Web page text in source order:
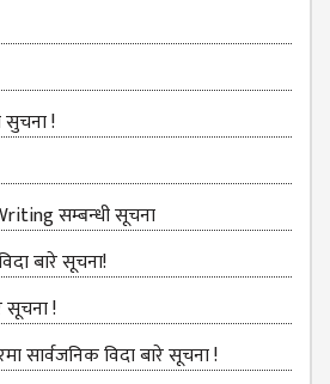
सुचना !
सम्बन्‍धी सूचना
बारे सूचना!
सूचना !
सार्वजनिक विदा बारे सूचना !